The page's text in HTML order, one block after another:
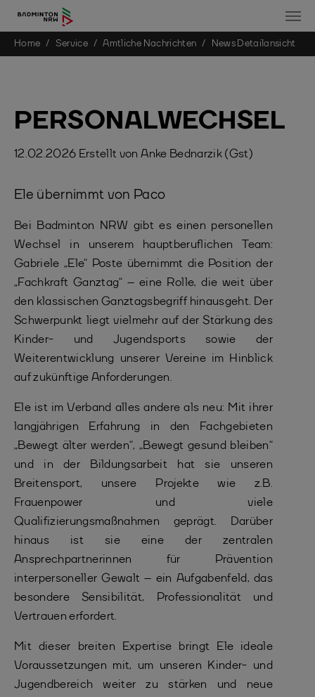
Skip to main content
You are here:
Home Service Amtliche Nachrichten News Detailansicht
PERSONALWECHSEL
12.02.2026 Erstellt vonAnke Bednarzik (Gst)
Ele übernimmt von Paco
Bei Badminton NRW gibt es einen personellen
Wechsel in unserem hauptberuflichen Team:
Gabriele „Ele“ Poste übernimmt die Position der
„Fachkraft Ganztag“ – eine Rolle, die weit über
den klassischen Ganztagsbegriff hinausgeht. Der
Schwerpunkt liegt vielmehr auf der Stärkung des
Kinder- und Jugendsports sowie der
Weiterentwicklung unserer Vereine im Hinblick
auf zukünftige Anforderungen.
Ele ist im Verband alles andere als neu: Mit ihrer
langjährigen Erfahrung in den Fachgebieten
„Bewegt älter werden“, „Bewegt gesund bleiben“
und in der Bildungsarbeit hat sie unseren
Breitensport, unsere Projekte wie z.B.
Frauenpower und viele
Qualifizierungsmaßnahmen geprägt. Darüber
hinaus ist sie eine der zentralen
Ansprechpartnerinnen für Prävention
interpersoneller Gewalt – ein Aufgabenfeld, das
besondere Sensibilität, Professionalität und
Vertrauen erfordert.
Mit dieser breiten Expertise bringt Ele ideale
Voraussetzungen mit, um unseren Kinder- und
Jugendbereich weiter zu stärken und neue